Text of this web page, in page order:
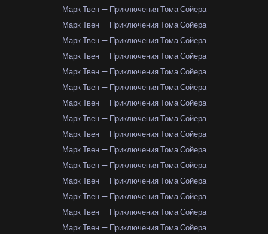
Марк Твен — Приключения Тома Сойера
Марк Твен — Приключения Тома Сойера
Марк Твен — Приключения Тома Сойера
Марк Твен — Приключения Тома Сойера
Марк Твен — Приключения Тома Сойера
Марк Твен — Приключения Тома Сойера
Марк Твен — Приключения Тома Сойера
Марк Твен — Приключения Тома Сойера
Марк Твен — Приключения Тома Сойера
Марк Твен — Приключения Тома Сойера
Марк Твен — Приключения Тома Сойера
Марк Твен — Приключения Тома Сойера
Марк Твен — Приключения Тома Сойера
Марк Твен — Приключения Тома Сойера
Марк Твен — Приключения Тома Сойера